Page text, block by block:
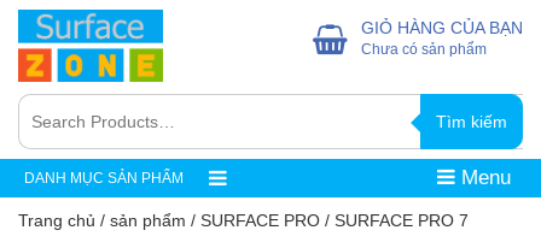
Tìm kiếm
GIỎ HÀNG CỦA BẠN
Chưa có sản phẩm
DANH MỤC SẢN PHẨM Menu
Trang chủ / sản phẩm / SURFACE PRO / SURFACE PRO 7